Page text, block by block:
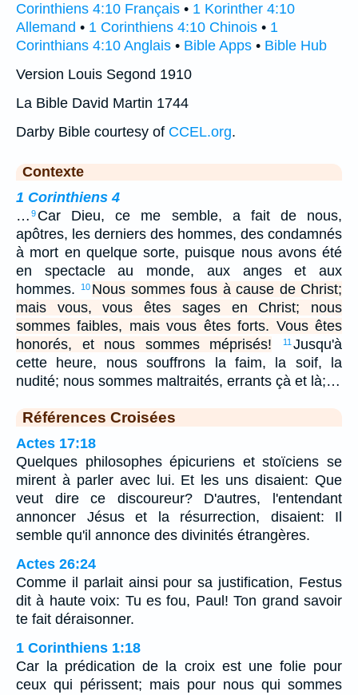
Corinthiens 4:10 Français • 1 Korinther 4:10
Allemand • 1 Corinthiens 4:10 Chinois • 1
Corinthians 4:10 Anglais • Bible Apps • Bible Hub
Version Louis Segond 1910
La Bible David Martin 1744
Darby Bible courtesy of CCEL.org.
Contexte
1 Corinthiens 4
… 9 Car Dieu, ce me semble, a fait de nous,
apôtres, les derniers des hommes, des condamnés
à mort en quelque sorte, puisque nous avons été
en spectacle au monde, aux anges et aux
hommes.
10 Nous sommes fous à cause de Christ;
mais vous, vous êtes sages en Christ; nous
sommes faibles, mais vous êtes forts. Vous êtes
honorés, et nous sommes méprisés!
11 Jusqu'à
cette heure, nous souffrons la faim, la soif, la
nudité; nous sommes maltraités, errants çà et là;…
Références Croisées
Actes 17:18
Quelques philosophes épicuriens et stoïciens se
mirent à parler avec lui. Et les uns disaient: Que
veut dire ce discoureur? D'autres, l'entendant
annoncer Jésus et la résurrection, disaient: Il
semble qu'il annonce des divinités étrangères.
Actes 26:24
Comme il parlait ainsi pour sa justification, Festus
dit à haute voix: Tu es fou, Paul! Ton grand savoir
te fait déraisonner.
1 Corinthiens 1:18
Car la prédication de la croix est une folie pour
ceux qui périssent; mais pour nous qui sommes